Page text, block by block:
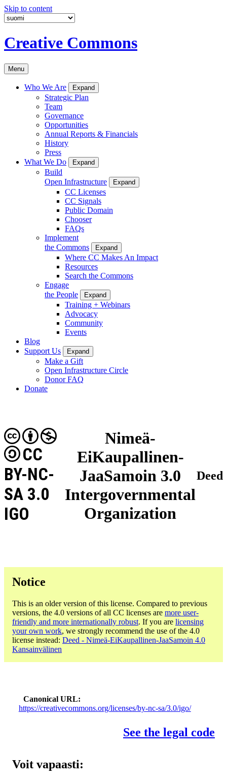
Skip to content
Creative Commons
Menu
Who We Are Expand
Strategic Plan
Team
Governance
Opportunities
Annual Reports & Financials
History
Press
What We Do
Expand
Build
Open Infrastructure
Expand
CC Licenses
CC Signals
Public Domain
Chooser
FAQs
Implement
the Commons
Expand
Where CC Makes An Impact
Resources
Search the Commons
Engage
the People
Expand
Training + Webinars
Advocacy
Community
Events
Blog
Support Us
Expand
Make a Gift
Open Infrastructure Circle
Donor FAQ
Donate
Nimeä-
EiKaupallinen-
JaaSamoin 3.0
Intergovernmental
Organization
CC
BY-NC-
SA 3.0
IGO
Deed
Notice
This is an older version of this license. Compared to previous
versions, the 4.0 versions of all CC licenses are more user-
friendly and more internationally robust. If you are licensing
your own work, we strongly recommend the use of the 4.0
license instead: Deed - Nimeä-EiKaupallinen-JaaSamoin 4.0
Kansainvälinen
Canonical URL
https://creativecommons.org/licenses/by-nc-sa/3.0/igo/
See the legal code
Voit vapaasti: